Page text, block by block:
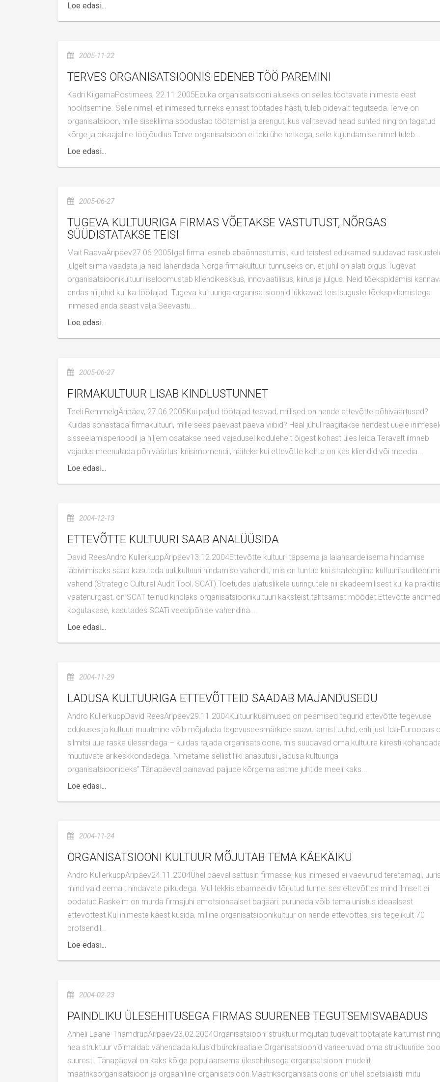
Loe edasi...
2005-11-22
TERVES ORGANISATSIOONIS EDENEB TÖÖ PAREMINI
Kadri KiigemaPostimees, 22.11.2005Eduka organisatsiooni aluseks on selles töötavate inimeste eest
hoolitsemine. Selle nimel, et inimesed tunneks ennast töötades hästi, tuleb pidevalt tegutseda.Terve on
organisatsioon, mille sisekliima soodustab töötamist ja arengut, kus valitsevad head suhted ning on tagatud
kõrge ja pikaajaline tööjõudlus.Terve organisatsioon ei teki ühe hetkega, selle kujundamise nimel tuleb...
Loe edasi...
2005-06-27
TUGEVA KULTUURIGA FIRMAS VÕETAKSE VASTUTUST, NÕRGAS
SÜÜDISTATAKSE TEISI
Mait RaavaÄripäev27.06.2005Igal firmal esineb ebaõnnestumisi, kuid teistest edukamad suudavad raskustele
julgelt silma vaadata ja neid lahendada.Nõrga firmakultuuri tunnuseks on, et juhil on alati õigus.Tugevat
organisatsioonikultuuri iseloomustab kliendikesksus, innovaatilisus, kiirus ja julgus. Neid tõekspidamisi
endas nii juhid kui ka töötajad. Tugeva kultuuriga organisatsioonid lükkavad teistsuguste tõekspidamistega
inimesed enda seast välja.Seevastu...
Loe edasi...
2005-06-27
FIRMAKULTUUR LISAB KINDLUSTUNNET
Teeli RemmelgÄripäev, 27.06.2005Kui paljud töötajad teavad, millised on nende ettevõtte põhiväärtused?
Kuidas sõnastada firmakultuuri, mille sees päevast päeva viibid? Heal juhul räägitakse nendest uuele
sisseelamisperioodil ja hiljem osatakse need vajadusel kodulehelt õigest kohast üles leida.Teravalt ilmneb
vajadus meenutada põhiväärtusi kriisimomendil, näiteks kui ettevõtte kohta on kas kliendid või meedia...
Loe edasi...
2004-12-13
ETTEVÕTTE KULTUURI SAAB ANALÜÜSIDA
David ReesAndro KullerkuppÄripäev13.12.2004Ettevõtte kultuuri täpsema ja laiahaardelisema hindamise
läbiviimiseks saab kasutada uut kultuuri hindamise vahendit, mis on tuntud kui strateegiline kultuuri
vahend (Strategic Cultural Audit Tool, SCAT).Toetudes ulatuslikele uuringutele nii akadeemilisest kui ka
vaatenurgast, on SCAT teinud kindlaks organisatsioonikultuuri kaksteist tähtsamat mõõdet.Ettevõtte andmed
kogutakase, kasutades SCATi veebipõhise vahendina....
Loe edasi...
2004-11-29
LADUSA KULTUURIGA ETTEVÕTTEID SAADAB MAJANDUSEDU
Andro KullerkuppDavid ReesÄripäev29.11.2004Kultuuriküsimused on peamised tegurid ettevõtte tegevuse
edukuses ja kultuuri muutmine võib mõjutada tegevuseesmärkide saavutamist.Juhid, eriti just Ida-Euroopas
silmitsi uue raske ülesandega – kuidas rajada organisatsioone, mis suudavad oma kultuure kiiresti
muutuvate ärikeskkondadega. Nimetame sellist liiki äriasutusi „ladusa kultuuriga
organisatsioonideks”.Tänapäeval painavad paljude kõrgema astme juhtide meeli kaks...
Loe edasi...
2004-11-24
ORGANISATSIOONI KULTUUR MÕJUTAB TEMA KÄEKÄIKU
Andro KullerkuppÄripäev24.11.2004Ühel päeval sattusin firmasse, kus inimesed ei vaevunud teretamagi, uurisid
mind vaid eemalt hindavate pilkudega. Mul tekkis ebameeldiv tõrjutud tunne: ses ettevõttes mind ilmselt ei
oodatud.Raskeim on murda firmajuhi emotsionaalset barjääri: puruneda võib tema unistus ideaalsest
ettevõttest.Kui inimeste käest küsida, milline organisatsioonikultuur on nende ettevõttes, siis tegelikult 70
protsendil...
Loe edasi...
2004-02-23
PAINDLIKU ÜLESEHITUSEGA FIRMAS SUURENEB TEGUTSEMISVABADUS
Anneli Laane-ThamdrupÄripäev23.02.2004Organisatsiooni struktuur mõjutab tugevalt töötajate käitumist ning
hea struktuur võimaldab vähendada kulusid bürokraatiale.Organisatsioonid varieeruvad oma struktuuride
suuresti. Tänapäeval on kaks kõige populaarsema ülesehitusega organisatsiooni mudelit
maatriksorganisatsioon ja orgaaniline organisatsioon.Maatriksorganisatsioonis on ühel spetsialistil mitu